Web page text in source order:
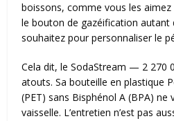
boissons, comme vous les aimez
le bouton de gazéification autant
souhaitez pour personnaliser le
Cela dit, le SodaStream — 2 270
atouts. Sa bouteille en plastique
(PET) sans Bisphénol A (BPA) ne
vaisselle. L’entretien n’est pas